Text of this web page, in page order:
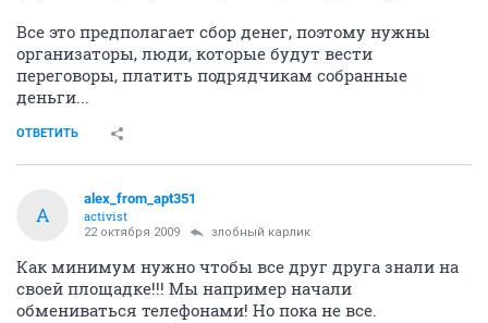
Все это предполагает сбор денег, поэтому нужны
организаторы, люди, которые будут вести
переговоры, платить подрядчикам собранные
деньги...
ОТВЕТИТЬ
A
alex_from_apt351
activist
22 октября 2009 злобный карлик
Как минимум нужно чтобы все друг друга знали на
своей площадке!!! Мы например начали
обмениваться телефонами! Но пока не все.